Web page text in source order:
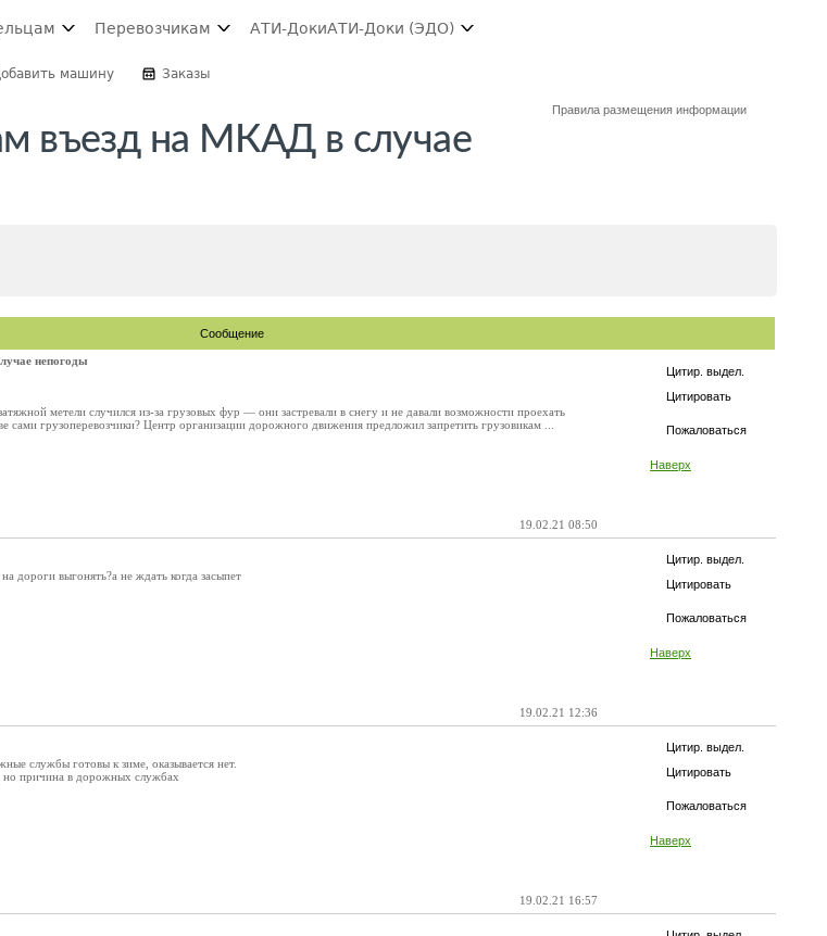
Перевозчикам АТИ-ДокиАТИ-Доки (ЭДО)
машину Заказы
Правила размещения информации
въезд на МКАД в случае
Сообщение
Цитир. выдел.
Цитировать
Пожаловаться
Наверх
непогоды
метели случился из-за грузовых фур — они застревали в снегу и не давали возможности проехать
грузоперевозчики? Центр организации дорожного движения предложил запретить грузовикам ...
19.02.21 08:50
Цитир. выдел.
Цитировать
Пожаловаться
Наверх
выгонять?а не ждать когда засыпет
19.02.21 12:36
Цитир. выдел.
Цитировать
Пожаловаться
Наверх
службы готовы к зиме, оказывается нет.
но причина в дорожных службах
19.02.21 16:57